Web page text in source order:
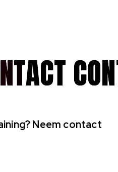
Neem contact